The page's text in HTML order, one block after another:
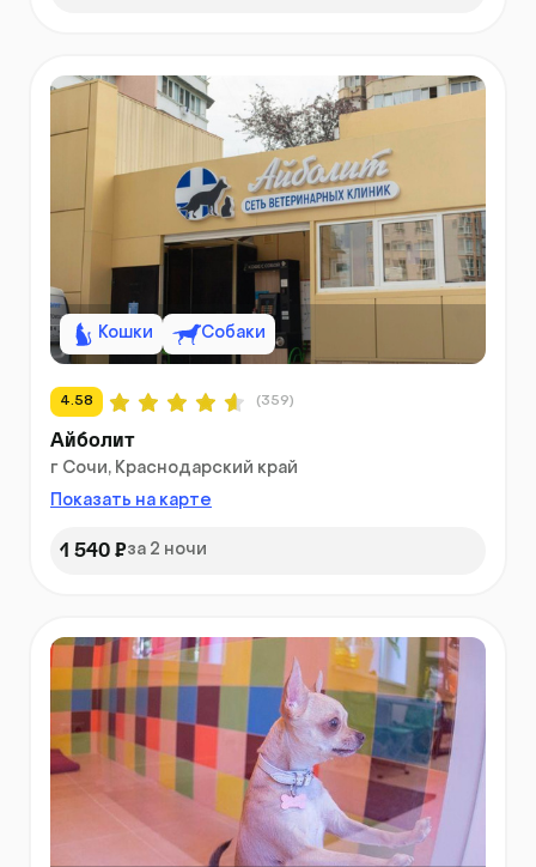
Кошки Собаки
4.58 (359)
Айболит
г Сочи, Краснодарский край
Показать на карте
1 540 ₽за 2 ночи